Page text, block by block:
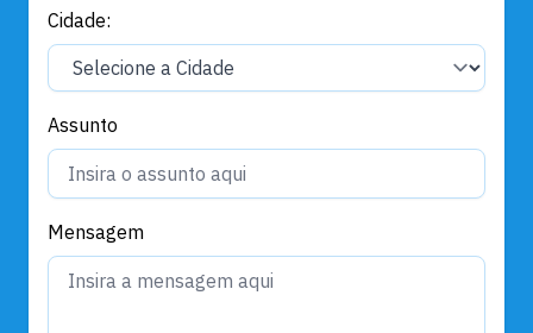
Cidade:
Assunto
Mensagem